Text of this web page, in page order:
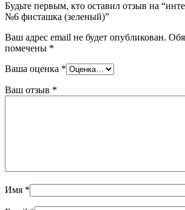
Будьте первым, кто оставил отзыв на
№6 фисташка (зеленый)”
Ваш адрес email не будет опубликован.
помечены *
Ваша оценка *
Ваш отзыв *
Имя *